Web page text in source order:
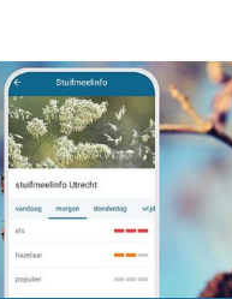
pollen van de els zijn